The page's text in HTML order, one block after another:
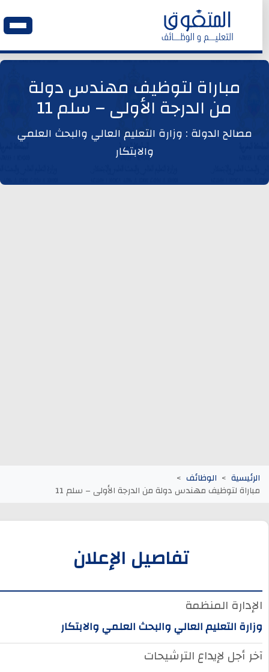
وظائف اليوم
ابحث عن وظيفة
مباراة لتوظيف مهندس دولة
من الدرجة الأولى – سلم 11
مصالح الدولة : وزارة التعليم العالي والبحث العلمي
والابتكار
الرئيسية الوظائف
مباراة لتوظيف مهندس دولة من الدرجة الأولى – سلم 11
تفاصيل الإعلان
الإدارة المنظمة
وزارة التعليم العالي والبحث العلمي والابتكار
آخر أجل لإيداع الترشيحات